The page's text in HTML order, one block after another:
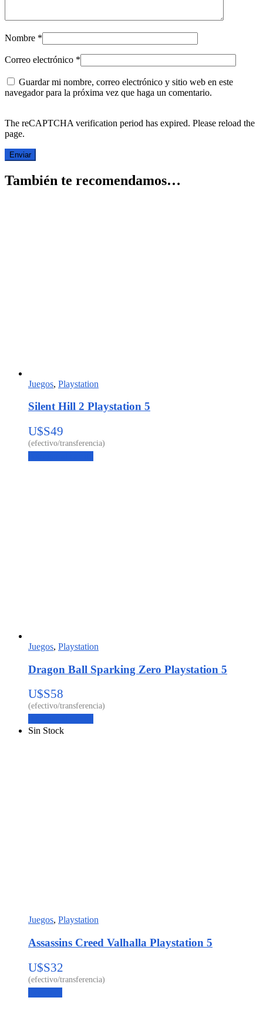
Nombre *
Correo electrónico *
Guardar mi nombre, correo electrónico y sitio web en este
navegador para la próxima vez que haga un comentario.
The reCAPTCHA verification period has expired. Please reload the
page.
También te recomendamos…
Juegos, Playstation
Silent Hill 2 Playstation 5
U$S49
Juegos, Playstation
Dragon Ball Sparking Zero Playstation 5
U$S58
Sin Stock
Juegos, Playstation
Assassins Creed Valhalla Playstation 5
U$S32